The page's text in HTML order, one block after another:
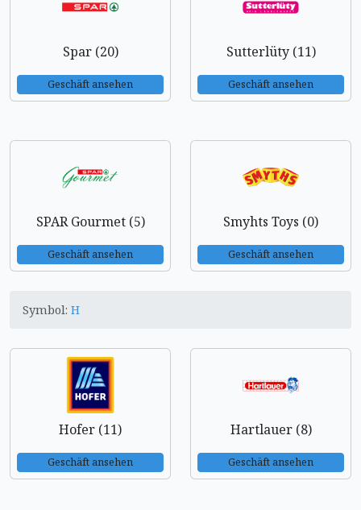
Spar (20)
Geschäft ansehen
Sutterlüty (11)
Geschäft ansehen
SPAR Gourmet (5)
Geschäft ansehen
Smyhts Toys (0)
Geschäft ansehen
Symbol: H
Hofer (11)
Geschäft ansehen
Hartlauer (8)
Geschäft ansehen